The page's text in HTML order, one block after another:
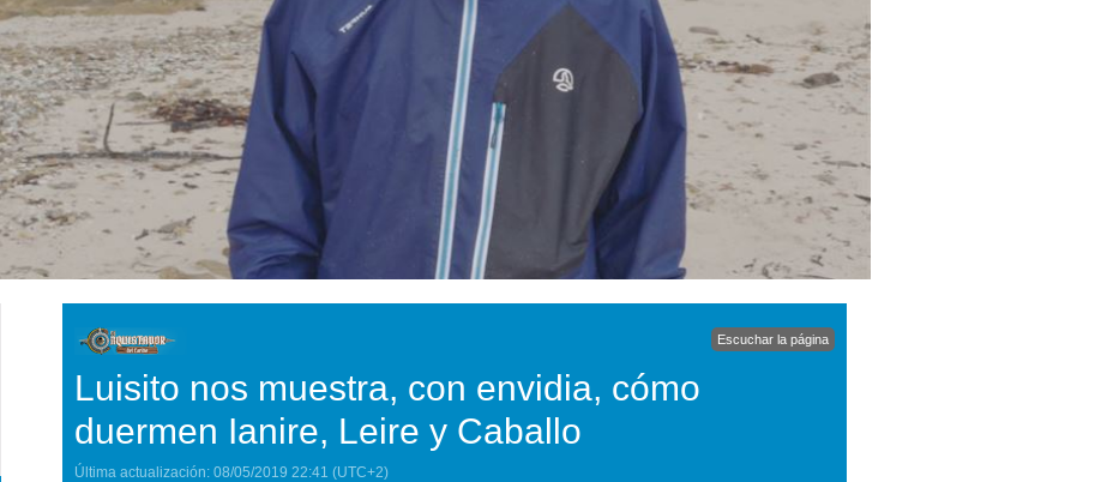
Escuchar la página
Luisito nos muestra, con envidia, cómo
duermen Ianire, Leire y Caballo
Última actualización: 08/05/2019 22:41 (UTC+2)